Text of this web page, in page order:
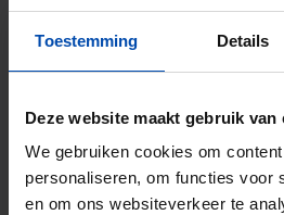
Toestemming Details
Deze website maakt gebruik van
We gebruiken cookies om
personaliseren, om functies voor
en om ons websiteverkeer te
sector in Arnhem
Arnhem was in Q2 in 2026
Dit is een prijsdaling van
opzichte van het vorige